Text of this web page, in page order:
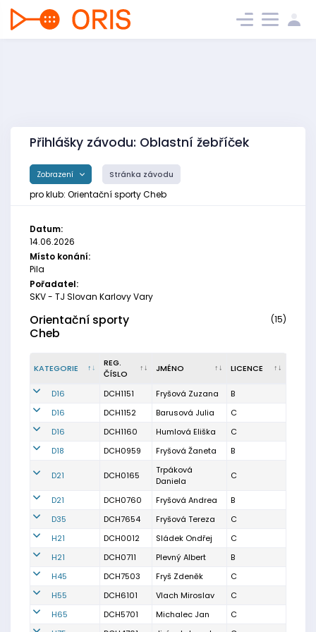
Přihlášky závodu: Oblastní žebříček
Zobrazení Stránka závodu
pro klub: Orientační sporty Cheb
Datum:
14.06.2026
Místo konání:
Pila
Pořadatel:
SKV - TJ Slovan Karlovy Vary
Orientační sporty
Cheb
(15)
KATEGORIE
REG.
ČÍSLO
JMÉNO LICENCE
D16 DCH1151 Fryšová Zuzana
B
D16
DCH1152 Barusová Julia
C
D16
DCH1160 Humlová Eliška
C
D18
DCH0959 Fryšová Žaneta B
D21 DCH0165
Trpáková
Daniela
C
D21 DCH0760 Fryšová Andrea
B
D35
DCH7654 Fryšová Tereza
C
H21
DCH0012 Sládek Ondřej
C
H21
DCH0711 Plevný Albert
B
H45
DCH7503 Fryš Zdeněk
C
H55
DCH6101 Vlach Miroslav
C
H65
DCH5701 Michalec Jan
C